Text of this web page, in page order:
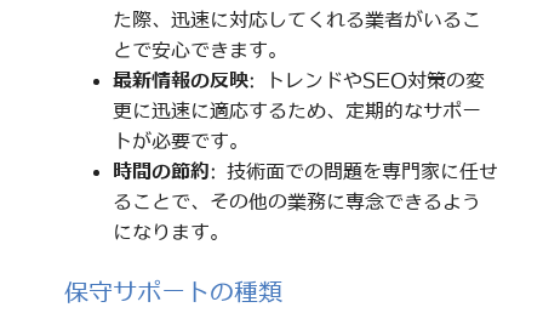
た際、迅速に対応してくれる業者がいるこ
とで安心できます。
最新情報の反映: トレンドやSEO対策の変
更に迅速に適応するため、定期的なサポー
トが必要です。
時間の節約: 技術面での問題を専門家に任せ
ることで、その他の業務に専念できるよう
になります。
保守サポートの種類